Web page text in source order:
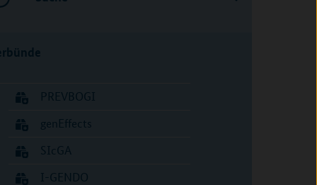
PREVBOGI
genEffects
SIcGA
I-GENDO